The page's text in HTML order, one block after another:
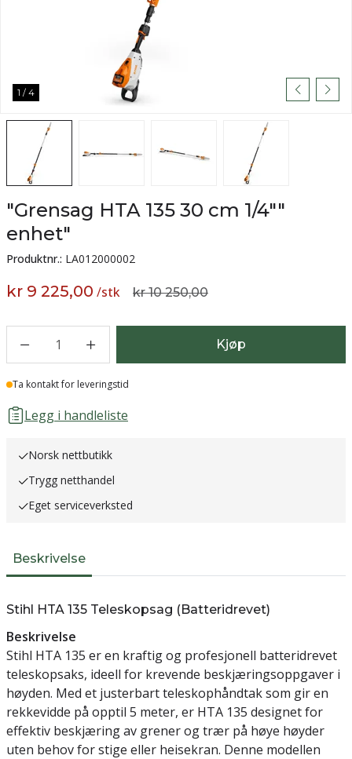
1 / 4
"Grensag HTA 135 30 cm 1/4""
enhet"
Produktnr.: LA012000002
kr 9 225,00 /stk kr 10 250,00
1 Kjøp
Lager
Ta kontakt for leveringstid
Legg i handleliste
Norsk nettbutikk
Trygg netthandel
Eget serviceverksted
Beskrivelse
Stihl HTA 135 Teleskopsag (Batteridrevet)
Beskrivelse
Stihl HTA 135 er en kraftig og profesjonell batteridrevet
teleskopsaks, ideell for krevende beskjæringsoppgaver i
høyden. Med et justerbart teleskophåndtak som gir en
rekkevidde på opptil 5 meter, er HTA 135 designet for
effektiv beskjæring av grener og trær på høye høyder
uten behov for stige eller heisekran. Denne modellen